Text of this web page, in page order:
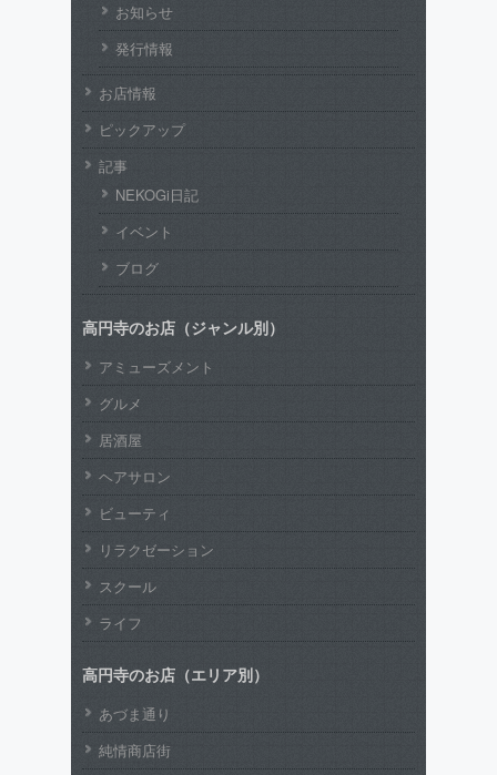
お知らせ
発行情報
お店情報
ピックアップ
記事
NEKOGi日記
イベント
ブログ
高円寺のお店（ジャンル別）
アミューズメント
グルメ
居酒屋
ヘアサロン
ビューティ
リラクゼーション
スクール
ライフ
高円寺のお店（エリア別）
あづま通り
純情商店街